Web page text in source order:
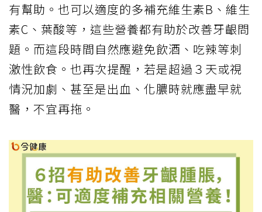
有幫助。也可以適度的多補充維生素B、維生
素C、葉酸等，這些營養都有助於改善牙齦問
題。而這段時間自然應避免飲酒、吃辣等刺
激性飲食。也再次提醒，若是超過３天或視
情況加劇、甚至是出血、化膿時就應盡早就
醫，不宜再拖。